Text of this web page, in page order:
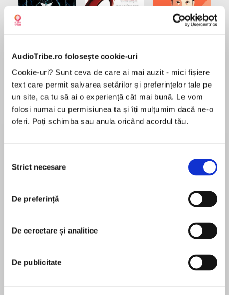
AudioTribe.ro folosește cookie-uri
Cookie-uri? Sunt ceva de care ai mai auzit - mici fișiere
text care permit salvarea setărilor și preferințelor tale pe
un site, ca tu să ai o experiență cât mai bună. Le vom
folosi numai cu permisiunea ta și îți mulțumim dacă ne-o
oferi. Poți schimba sau anula oricând acordul tău.
consimțământului
Strict necesare
De preferință
De cercetare și analitice
De publicitate
de...
Dani Francis
la...
Lauren Weisberger
Desprecarte
Iolanthe and Titus's mission comes to its
Chima and Kristin Cashore—which Publishers
Weekly called "a wonderfully satisfying magical
saga" in a starred review and Kirkus Reviews
said "bids fair to be the next big epic fantasy
In a pursuit that spans continents, Iolanthe,
Titus, and their friends have always managed to
remain one step ahead of the forces of Atlantis.
În acest moment nu există recenzii
Sherry Thomas
Sherry Thomas is the author of The Burning Sky
and The Perilous Sea, the first two books in the